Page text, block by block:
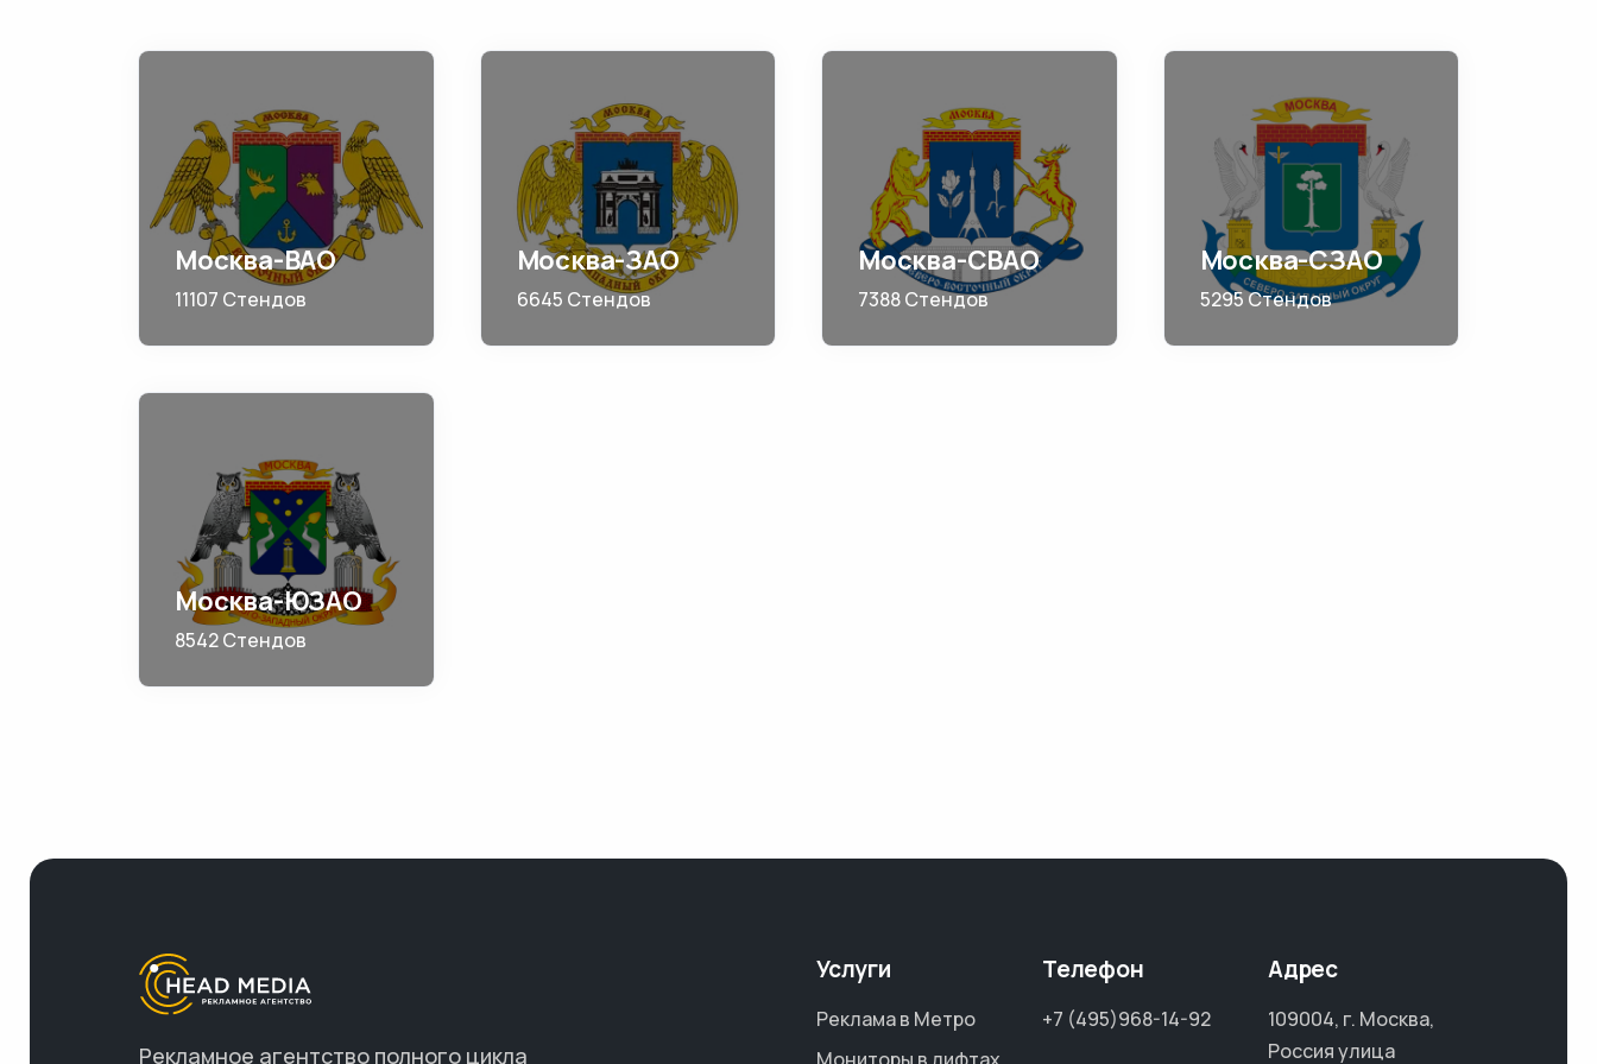
Москва-ВАО
11107 Стендов
Москва-ЗАО
6645 Стендов
Москва-СВАО
7388 Стендов
Москва-СЗАО
5295 Стендов
Москва-ЮЗАО
8542 Стендов
Рекламное агентство полного цикла
Услуги
Реклама в Метро
Телефон
+7 (495)968-14-92
Адрес
109004, г. Москва,
Россия улица